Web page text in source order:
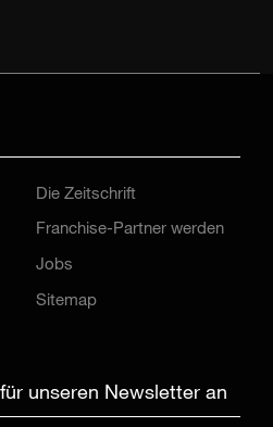
Die Zeitschrift
Franchise-Partner werden
Jobs
Sitemap
unseren Newsletter an